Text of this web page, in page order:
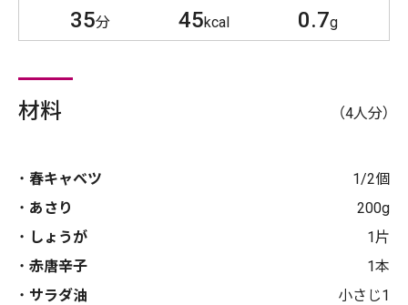
35分 45kcal 0.7g
材料 （4人分）
春キャベツ
1/2個
あさり
200g
しょうが
1片
赤唐辛子
1本
サラダ油
小さじ1